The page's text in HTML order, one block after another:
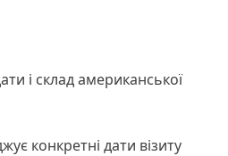
і склад американської
конкретні дати візиту